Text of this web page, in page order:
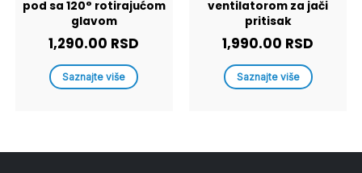
pod sa 120° rotirajućom
glavom
1,290.00 RSD
Saznajte više
ventilatorom za jači
pritisak
1,990.00 RSD
Saznajte više